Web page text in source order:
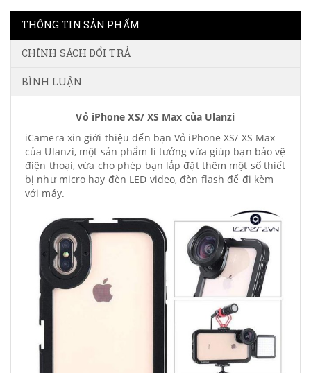
THÔNG TIN SẢN PHẨM
CHÍNH SÁCH ĐỔI TRẢ
BÌNH LUẬN
Vỏ iPhone XS/ XS Max của Ulanzi
iCamera xin giới thiệu đến bạn Vỏ iPhone XS/ XS Max
của Ulanzi, một sản phẩm lí tưởng vừa giúp bạn bảo vệ
điện thoại, vừa cho phép bạn lắp đặt thêm một số thiết
bị như micro hay đèn LED video, đèn flash để đi kèm
với máy.